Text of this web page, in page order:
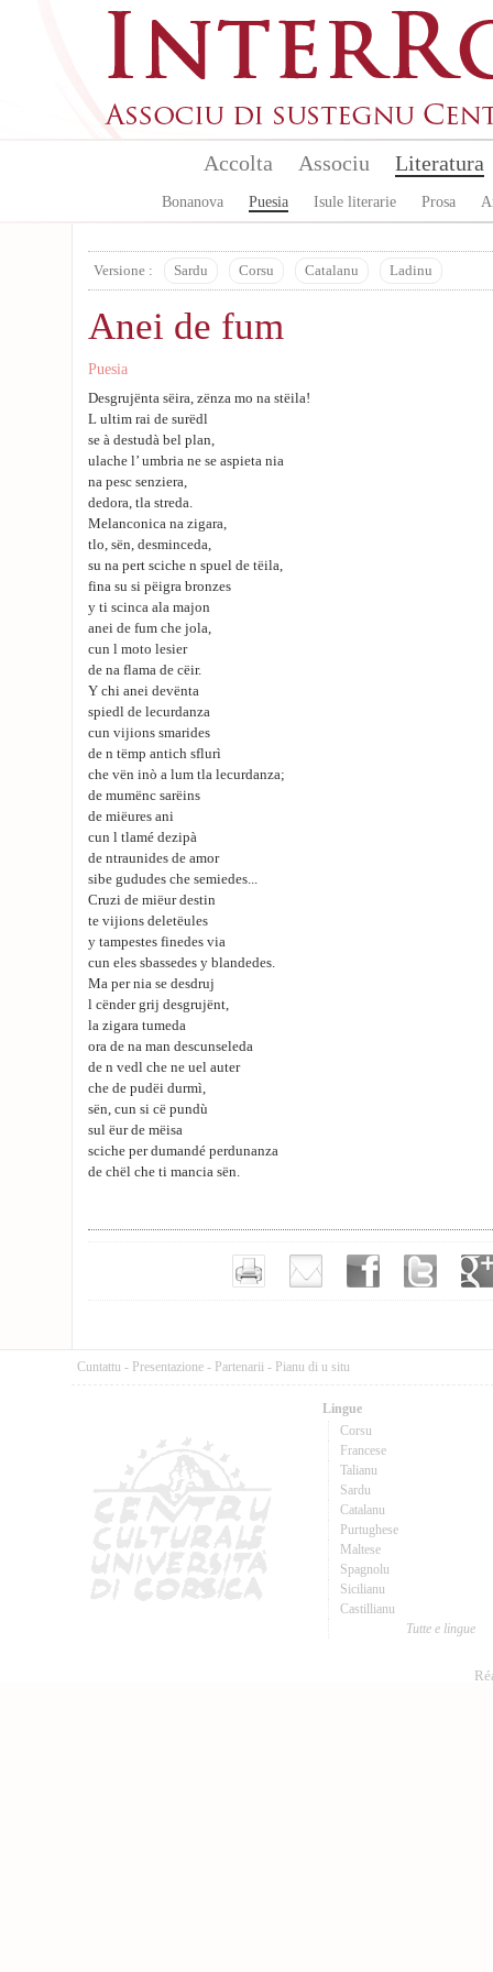
Accolta Associu Literatura
Bonanova Puesia Isule literarie Prosa
Versione : Sardu Corsu Catalanu Ladinu
Anei de fum
Puesia
Desgrujënta sëira, zënza mo na stëila!
L ultim rai de surëdl
se à destudà bel plan,
ulache l’ umbria ne se aspieta nia
na pesc senziera,
dedora, tla streda.
Melanconica na zigara,
tlo, sën, desminceda,
su na pert sciche n spuel de tëila,
fina su si pëigra bronzes
y ti scinca ala majon
anei de fum che jola,
cun l moto lesier
de na flama de cëir.
Y chi anei devënta
spiedl de lecurdanza
cun vijions smarides
de n tëmp antich sflurì
che vën inò a lum tla lecurdanza;
de mumënc sarëins
de miëures ani
cun l tlamé dezipà
de ntraunides de amor
sibe gududes che semiedes...
Cruzi de miëur destin
te vijions deletëules
y tampestes finedes via
cun eles sbassedes y blandedes.
Ma per nia se desdruj
l cënder grij desgrujënt,
la zigara tumeda
ora de na man descunseleda
de n vedl che ne uel auter
che de pudëi durmì,
sën, cun si cë pundù
sul ëur de mëisa
sciche per dumandé perdunanza
de chël che ti mancia sën.
Cuntattu - Presentazione - Partenarii - Pianu di u situ
Lingue
Corsu
Francese
Talianu
Sardu
Catalanu
Purtughese
Maltese
Spagnolu
Sicilianu
Castillianu
Tutte e lingue